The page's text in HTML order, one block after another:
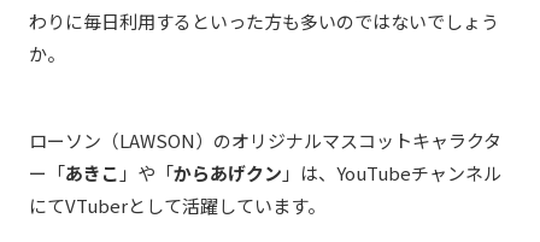
わりに毎日利用するといった方も多いのではないでしょう
か。
ローソン（LAWSON）のオリジナルマスコットキャラクタ
ー「あきこ 」や「からあげクン 」は、YouTubeチャンネル
にてVTuberとして活躍しています。